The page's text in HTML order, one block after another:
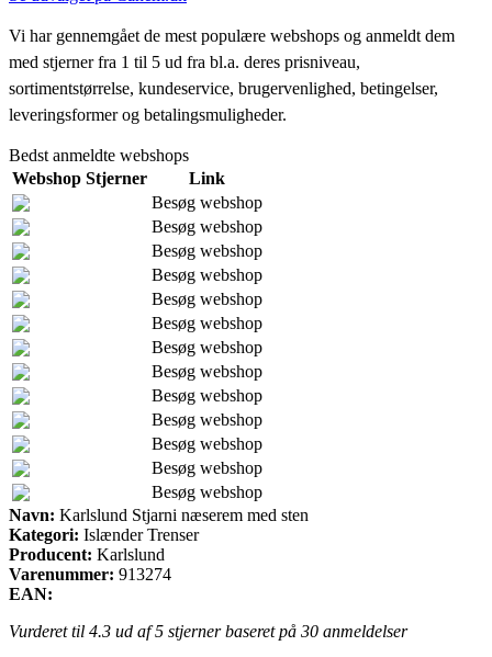
Vi har gennemgået de mest populære webshops og anmeldt dem
med stjerner fra 1 til 5 ud fra bl.a. deres prisniveau,
sortimentstørrelse, kundeservice, brugervenlighed, betingelser,
leveringsformer og betalingsmuligheder.
Bedst anmeldte webshops
Webshop Stjerner
Link
Besøg webshop
Besøg webshop
Besøg webshop
Besøg webshop
Besøg webshop
Besøg webshop
Besøg webshop
Besøg webshop
Besøg webshop
Besøg webshop
Besøg webshop
Besøg webshop
Besøg webshop
Navn: Karlslund Stjarni næserem med sten
Kategori: Islænder Trenser
Producent: Karlslund
Varenummer: 913274
EAN:
Vurderet til 4.3 ud af 5 stjerner baseret på 30 anmeldelser